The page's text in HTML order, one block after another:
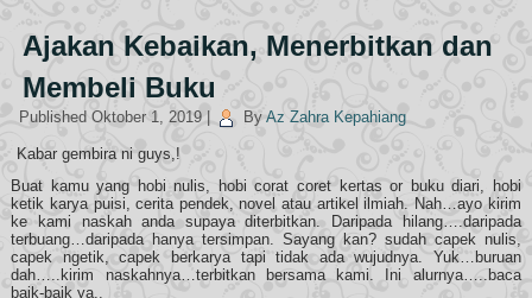
Ajakan Kebaikan, Menerbitkan dan
Membeli Buku
Published Oktober 1, 2019 By Az Zahra Kepahiang
Kabar gembira ni guys,!
Buat kamu yang hobi nulis, hobi corat coret kertas or buku diari, hobi
ketik karya puisi, cerita pendek, novel atau artikel ilmiah. Nah…ayo kirim
ke kami naskah anda supaya diterbitkan. Daripada hilang….daripada
terbuang…daripada hanya tersimpan. Sayang kan? sudah capek nulis,
capek ngetik, capek berkarya tapi tidak ada wujudnya. Yuk…buruan
dah…..kirim naskahnya…terbitkan bersama kami. Ini alurnya…..baca
baik-baik ya..